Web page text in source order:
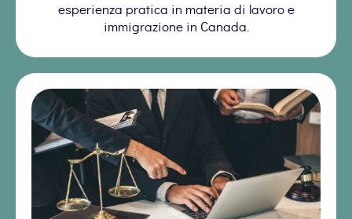
esperienza pratica in materia di lavoro e
immigrazione in Canada.